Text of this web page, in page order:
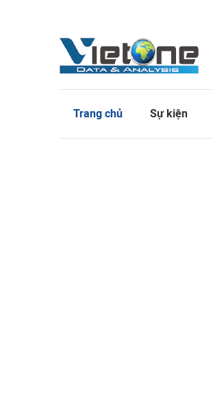
Trang chủ Sự kiện